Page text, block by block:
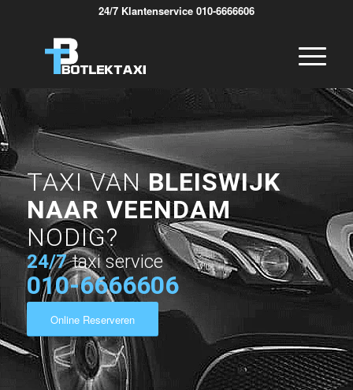
24/7 Klantenservice 010-6666606
TAXI VANBLEISWIJK
NAAR VEENDAM
NODIG?
24/7 taxi service
010-6666606
Online Reserveren